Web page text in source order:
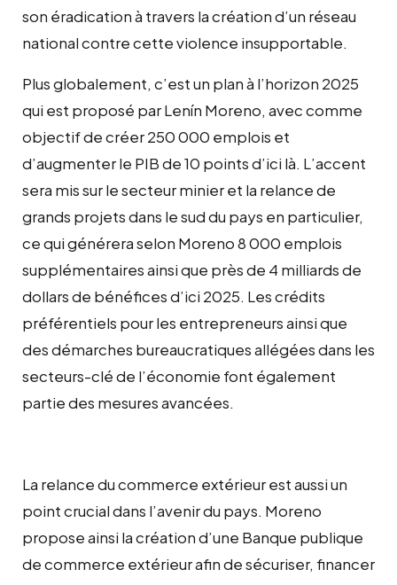
son éradicationà travers la création d’un réseau
national contrecetteviolence insupportable.
Plus globalement, c’est un plan à l’horizon 2025
qui est proposé par Lenín Moreno, avec comme
objectif de créer 250 000 emplois et
d’augmenter le PIB de 10 points d’ici là. L’accent
sera mis sur le secteur minier et la relance de
grands projets dans le sud du pays en particulier,
ce qui générera selon Moreno 8 000 emplois
supplémentaires ainsi que près de 4 milliards de
dollars de bénéfices d’ici 2025. Les crédits
préférentiels pour les entrepreneurs ainsi que
des démarches bureaucratiques allégées dans les
secteurs-clé de l’économie font également
partie des mesures avancées.
La relance du commerce extérieur est aussi un
point crucial dans l’avenir du pays. Moreno
propose ainsi la création d’une Banque publique
de commerce extérieur afin de sécuriser, financer